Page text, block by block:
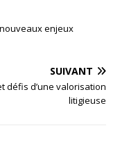
enjeux
SUIVANT
défis d’une valorisation
litigieuse